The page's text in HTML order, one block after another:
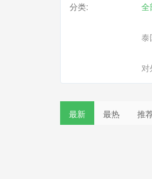
分类: 全
泰
对
最新 最热 推